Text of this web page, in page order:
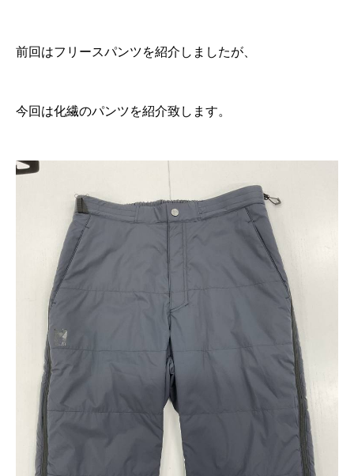
前回はフリースパンツを紹介しましたが、
今回は化繊のパンツを紹介致します。